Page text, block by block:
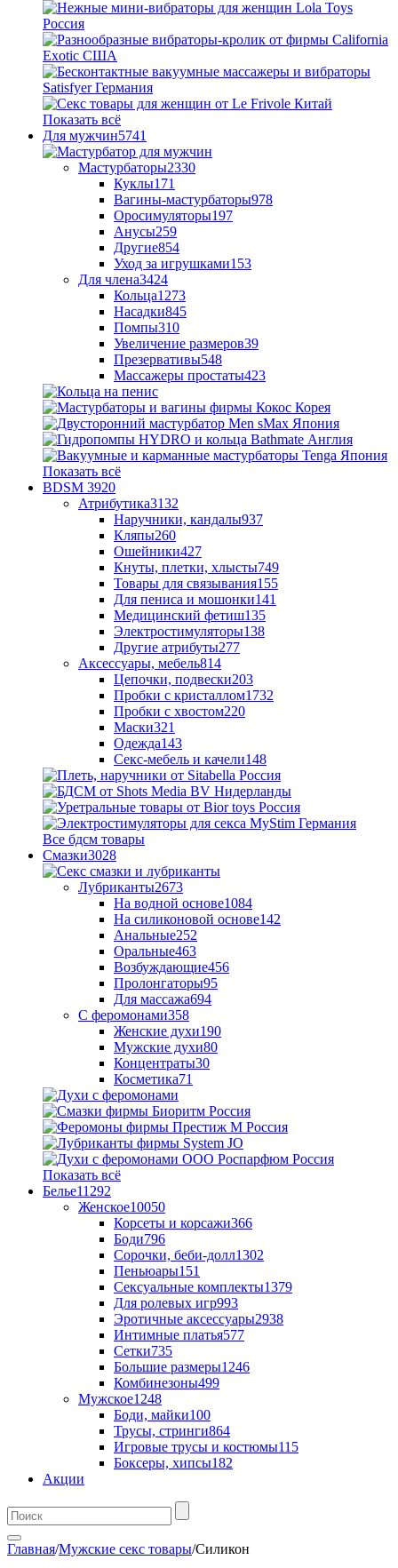
Показать всё
Для мужчин5741
Мастурбаторы2330
Куклы171
Вагины-мастурбаторы978
Оросимуляторы197
Анусы259
Другие854
Уход за игрушками153
Для члена3424
Кольца1273
Насадки845
Помпы310
Увеличение размеров39
Презервативы548
Массажеры простаты423
Показать всё
BDSM 3920
Атрибутика3132
Наручники, кандалы937
Кляпы260
Ошейники427
Кнуты, плетки, хлысты749
Товары для связывания155
Для пениса и мошонки141
Медицинский фетиш135
Электростимуляторы138
Другие атрибуты277
Аксессуары, мебель814
Цепочки, подвески203
Пробки с кристаллом1732
Пробки с хвостом220
Маски321
Одежда143
Секс-мебель и качели148
Все бдсм товары
Смазки3028
Лубриканты2673
На водной основе1084
На силиконовой основе142
Анальные252
Оральные463
Возбуждающие456
Пролонгаторы95
Для массажа694
С феромонами358
Женские духи190
Мужские духи80
Концентраты30
Косметика71
Показать всё
Белье11292
Женское10050
Корсеты и корсажи366
Боди796
Сорочки, беби-долл1302
Пеньюары151
Сексуальные комплекты1379
Для ролевых игр993
Эротичные аксессуары2938
Интимные платья577
Сетки735
Большие размеры1246
Комбинезоны499
Мужское1248
Боди, майки100
Трусы, стринги864
Игровые трусы и костюмы115
Боксеры, хипсы182
Акции
Главная/Мужские секс товары/Силикон